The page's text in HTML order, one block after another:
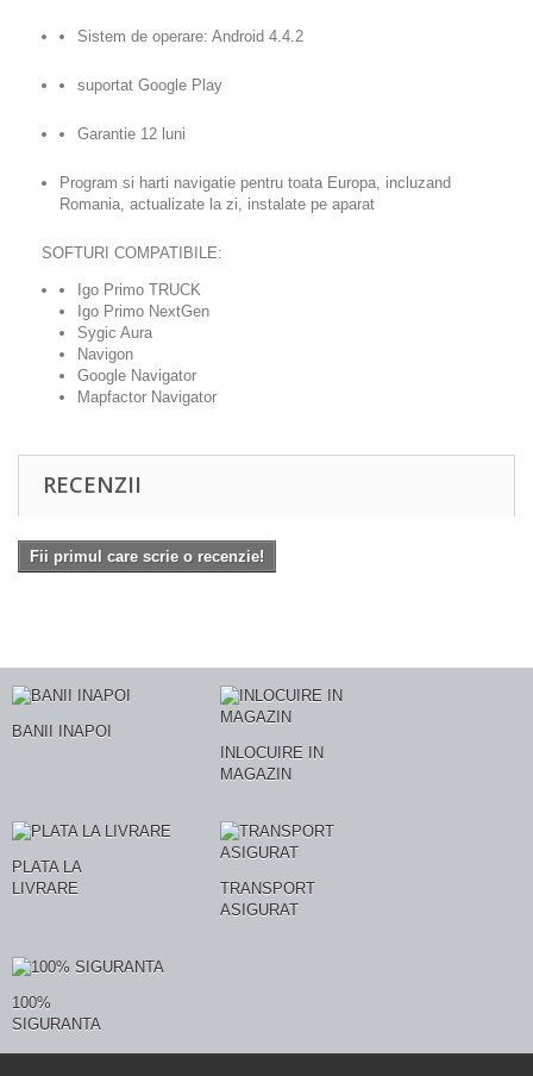
Sistem de operare: Android 4.4.2
suportat Google Play
Garantie 12 luni
Program si harti navigatie pentru toata Europa, incluzand
Romania, actualizate la zi, instalate pe aparat
SOFTURI COMPATIBILE:
Igo Primo TRUCK
Igo Primo NextGen
Sygic Aura
Navigon
Google Navigator
Mapfactor Navigator
RECENZII
Fii primul care scrie o recenzie!
BANII INAPOI
INLOCUIRE IN
MAGAZIN
PLATA LA
LIVRARE
TRANSPORT
ASIGURAT
100%
SIGURANTA